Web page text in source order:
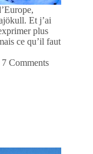
Et j’ai
plus
ce qu’il faut
7 Comments